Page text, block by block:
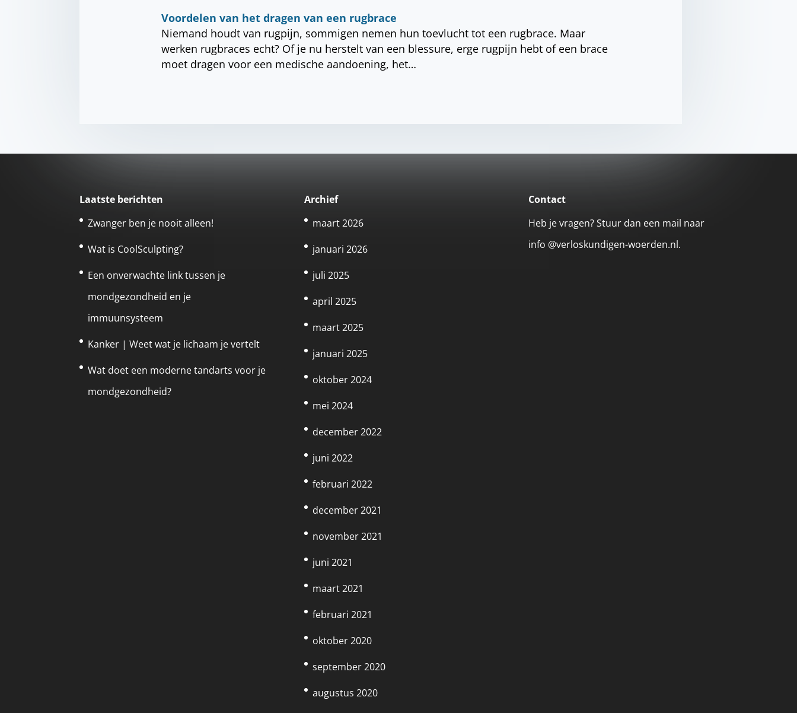
Voordelen van het dragen van een rugbrace
Niemand houdt van rugpijn, sommigen nemen hun toevlucht tot een rugbrace. Maar
werken rugbraces echt? Of je nu herstelt van een blessure, erge rugpijn hebt of een brace
moet dragen voor een medische aandoening, het…
Laatste berichten
Zwanger ben je nooit alleen!
Wat is CoolSculpting?
Een onverwachte link tussen je
mondgezondheid en je
immuunsysteem
Kanker | Weet wat je lichaam je vertelt
Wat doet een moderne tandarts voor je
mondgezondheid?
Archief
maart 2026
januari 2026
juli 2025
april 2025
maart 2025
januari 2025
oktober 2024
mei 2024
december 2022
juni 2022
februari 2022
december 2021
november 2021
juni 2021
maart 2021
februari 2021
oktober 2020
september 2020
augustus 2020
Contact
Heb je vragen? Stuur dan een mail naar
info @verloskundigen-woerden.nl.